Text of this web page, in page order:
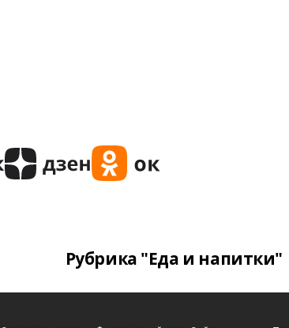
Рубрика "Еда и напитки"